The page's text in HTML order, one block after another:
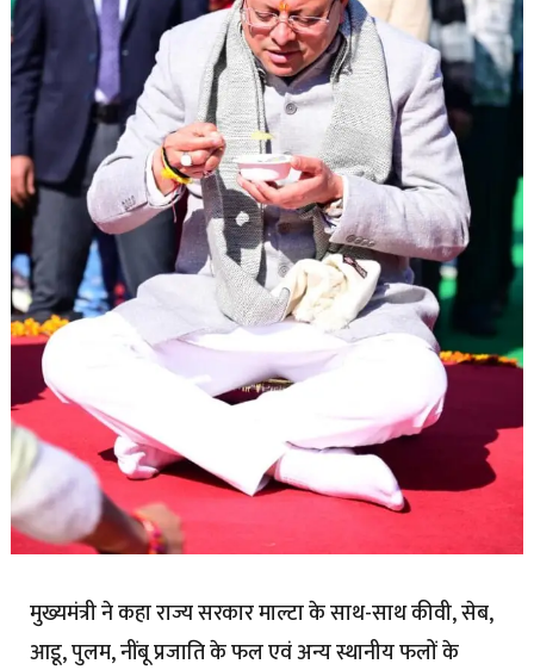
मुख्यमंत्री ने कहा राज्य सरकार माल्टा के साथ-साथ कीवी, सेब,
आडू, पुलम, नींबू प्रजाति के फल एवं अन्य स्थानीय फलों के